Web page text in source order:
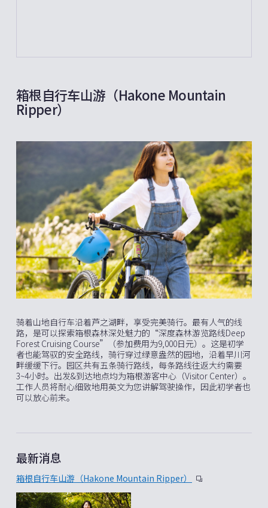
箱根自行车山游（Hakone Mountain
Ripper）
骑着山地自行车沿着芦之湖畔，享受完美骑行。最有人气的线
路，是可以探索箱根森林深处魅力的“深度森林游览路线Deep
Forest Cruising Course”（参加费用为9,000日元）。这是初学
者也能驾驭的安全路线，骑行穿过绿意盎然的园地，沿着早川河
畔缓缓下行。园区共有五条骑行路线，每条路线往返大约需要
3~4小时。出发&到达地点均为箱根游客中心（Visitor Center）。
工作人员将耐心细致地用英文为您讲解驾驶操作，因此初学者也
可以放心前来。
最新消息
箱根自行车山游（Hakone Mountain Ripper）